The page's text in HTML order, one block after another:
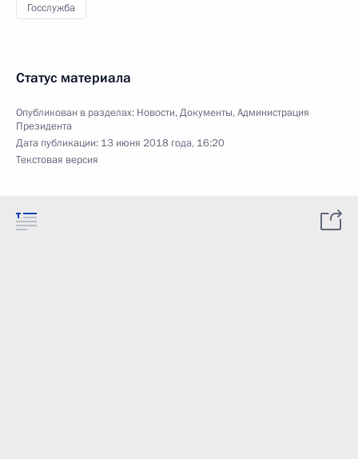
Госслужба
Статус материала
Опубликован в разделах: Новости,Документы,Администрация
Президента
Дата публикации: 13 июня 2018 года, 16:20
Текстовая версия